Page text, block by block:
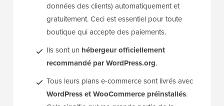
données des clients) automatiquement et
gratuitement. Ceci est essentiel pour toute
boutique qui accepte des paiements.
Ils sont un hébergeur officiellement
recommandé par WordPress.org.
Tous leurs plans e-commerce sont livrés avec
WordPress et WooCommerce préinstallés.